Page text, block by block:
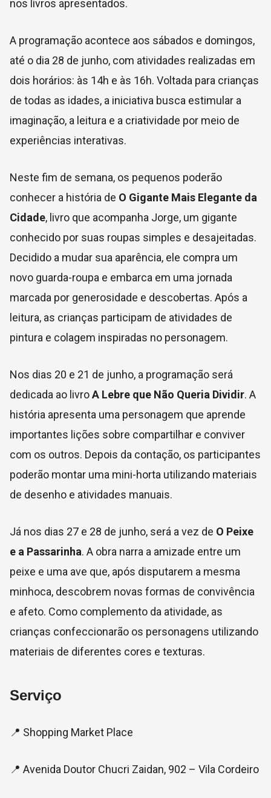
nos livros apresentados.
A programação acontece aos sábados e domingos,
até o dia 28 de junho, com atividades realizadas em
dois horários: às 14h e às 16h. Voltada para crianças
de todas as idades, a iniciativa busca estimular a
imaginação, a leitura e a criatividade por meio de
experiências interativas.
Neste fim de semana, os pequenos poderão
conhecer a história de O Gigante Mais Elegante da
Cidade, livro que acompanha Jorge, um gigante
conhecido por suas roupas simples e desajeitadas.
Decidido a mudar sua aparência, ele compra um
novo guarda-roupa e embarca em uma jornada
marcada por generosidade e descobertas. Após a
leitura, as crianças participam de atividades de
pintura e colagem inspiradas no personagem.
Nos dias 20 e 21 de junho, a programação será
dedicada ao livroA Lebre que Não Queria Dividir. A
história apresenta uma personagem que aprende
importantes lições sobre compartilhar e conviver
com os outros. Depois da contação, os participantes
poderão montar uma mini-horta utilizando materiais
de desenho e atividades manuais.
Já nos dias 27 e 28 de junho, será a vez de O Peixe
e a Passarinha. A obra narra a amizade entre um
peixe e uma ave que, após disputarem a mesma
minhoca, descobrem novas formas de convivência
e afeto. Como complemento da atividade, as
crianças confeccionarão os personagens utilizando
materiais de diferentes cores e texturas.
Serviço
📍 Shopping Market Place
📍 Avenida Doutor Chucri Zaidan, 902 – Vila Cordeiro